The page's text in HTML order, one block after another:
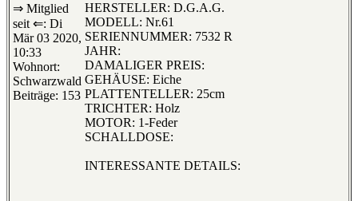
⇒ Mitglied
seit ⇐: Di
Mär 03 2020,
10:33
Wohnort:
Schwarzwald
Beiträge: 153
HERSTELLER: D.G.A.G.
MODELL: Nr.61
SERIENNUMMER: 7532 R
JAHR:
DAMALIGER PREIS:
GEHÄUSE: Eiche
PLATTENTELLER: 25cm
TRICHTER: Holz
MOTOR: 1-Feder
SCHALLDOSE:
INTERESSANTE DETAILS: